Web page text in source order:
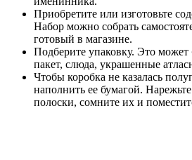
Приобретите или изготовьте
Набор можно собрать
готовый в магазине.
Подберите упаковку. Это может
пакет, слюда, украшенные
Чтобы коробка не казалась
наполнить ее бумагой.
полоски, сомните их и